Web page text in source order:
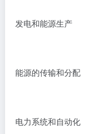
发电和能源生产
能源的传输和分配
电力系统和自动化